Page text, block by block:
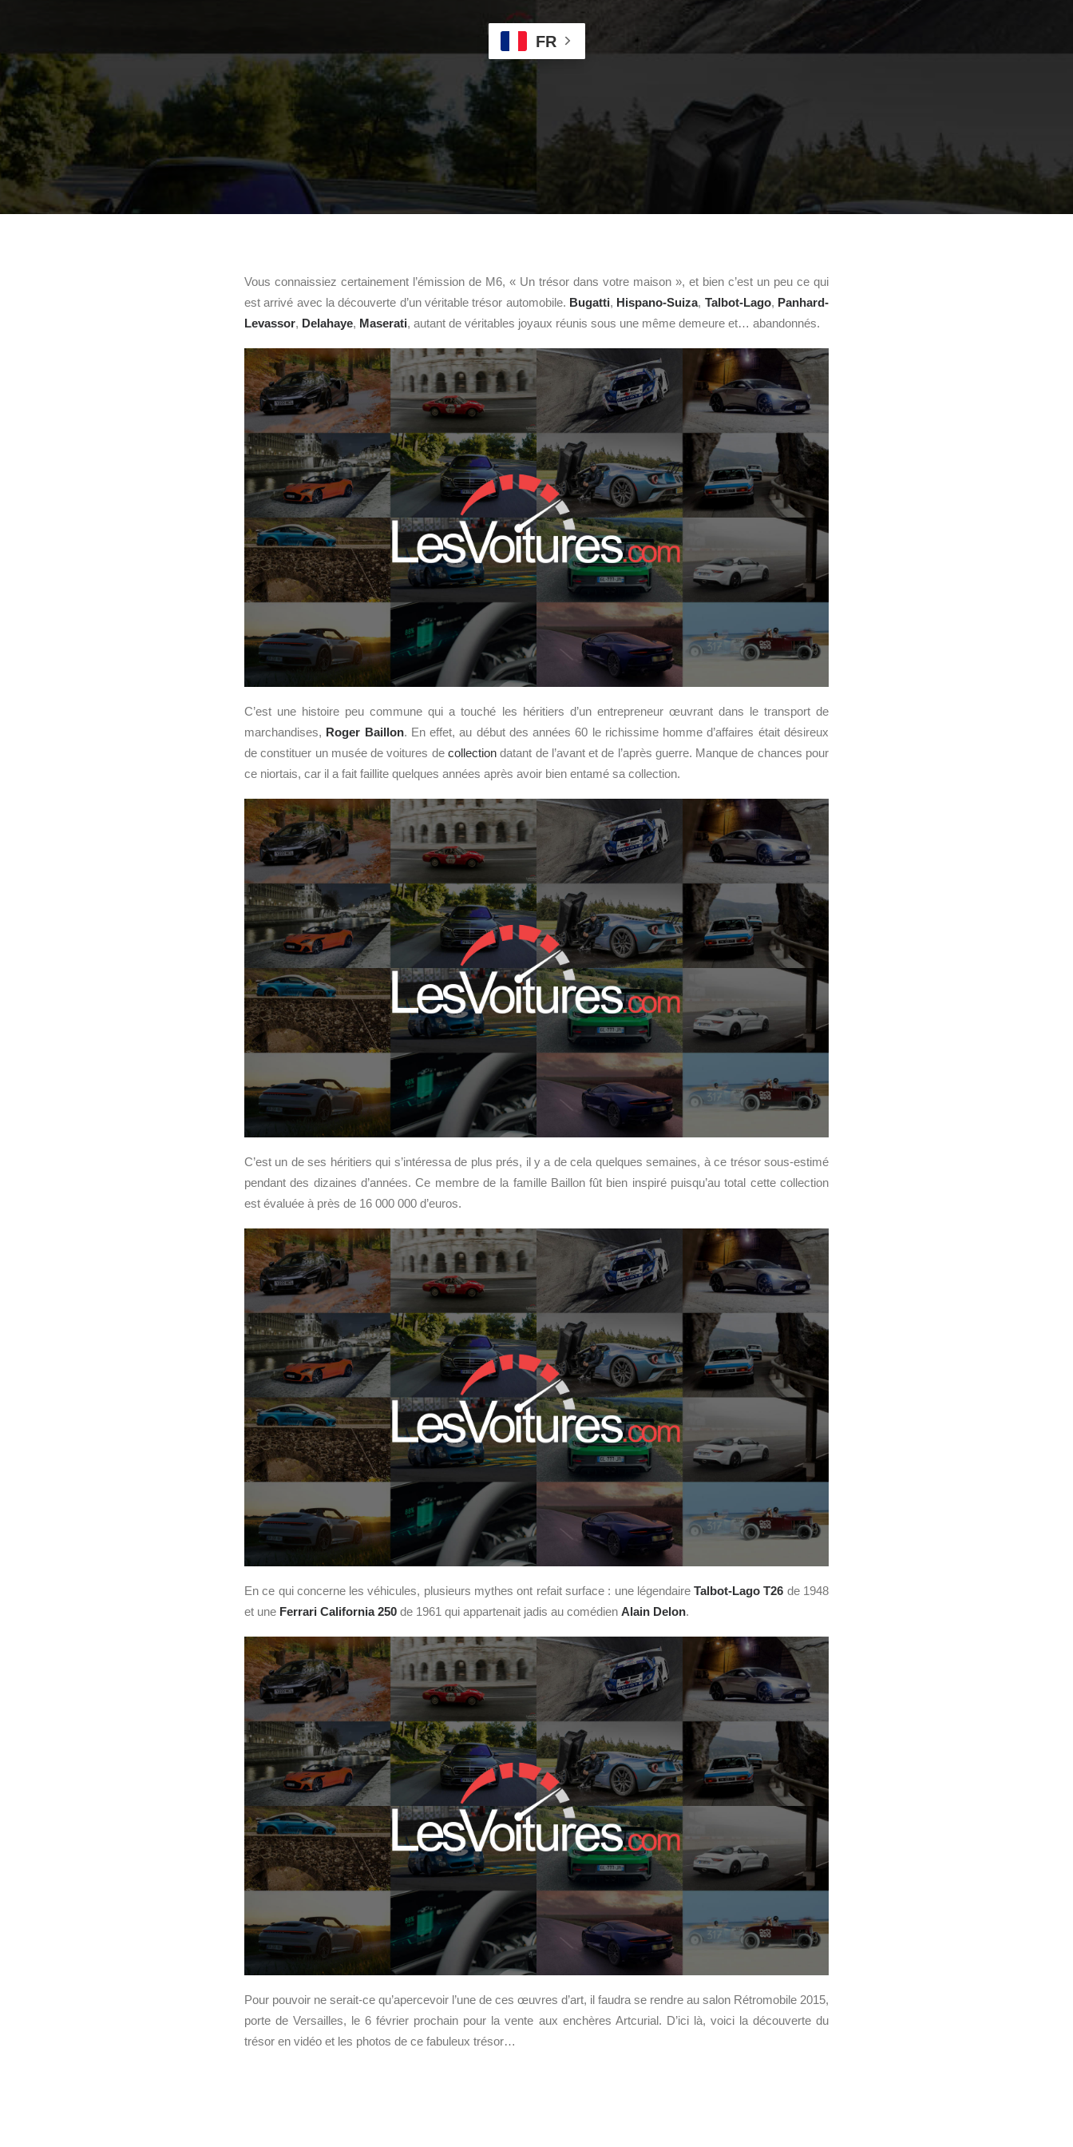
FR
Vous connaissiez certainement l’émission de M6, « Un trésor dans votre maison », et bien c’est un peu ce qui
est arrivé avec la découverte d’un véritable trésor automobile. Bugatti, Hispano-Suiza, Talbot-Lago, Panhard-
Levassor, Delahaye, Maserati, autant de véritables joyaux réunis sous une même demeure et… abandonnés.
C’est une histoire peu commune qui a touché les héritiers d’un entrepreneur œuvrant dans le transport de
marchandises, Roger Baillon. En effet, au début des années 60 le richissime homme d’affaires était désireux
de constituer un musée de voitures de collectiondatant de l’avant et de l’après guerre. Manque de chances pour
ce niortais, car il a fait faillite quelques années après avoir bien entamé sa collection.
C’est un de ses héritiers qui s’intéressa de plus prés, il y a de cela quelques semaines, à ce trésor sous-estimé
pendant des dizaines d’années. Ce membre de la famille Baillon fût bien inspiré puisqu’au total cette collection
est évaluée à près de 16 000 000 d’euros.
En ce qui concerne les véhicules, plusieurs mythes ont refait surface : une légendaireTalbot-Lago T26 de 1948
et une Ferrari California 250 de 1961 qui appartenait jadis au comédien Alain Delon.
Pour pouvoir ne serait-ce qu’apercevoir l’une de ces œuvres d’art, il faudra se rendre au salon Rétromobile 2015,
porte de Versailles, le 6 février prochain pour la vente aux enchères Artcurial. D’ici là, voici la découverte du
trésor en vidéo et les photos de ce fabuleux trésor…